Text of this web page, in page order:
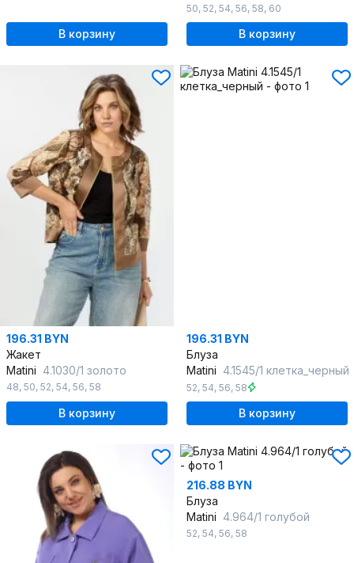
В корзину
50, 52, 54, 56, 58, 60
В корзину
196.31 BYN
Жакет
Matini 4.1030/1 золото
48, 50, 52, 54, 56, 58
В корзину
196.31 BYN
Блуза
Matini 4.1545/1 клетка_черный
52, 54, 56, 58
В корзину
216.88 BYN
Блуза
Matini 4.964/1 голубой
52, 54, 56, 58